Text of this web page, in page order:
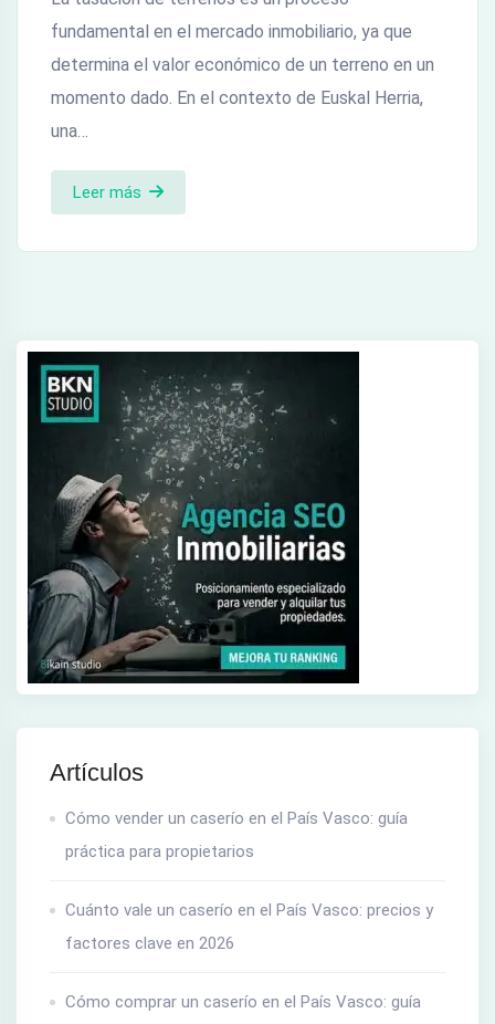
fundamental en el mercado inmobiliario, ya que
determina el valor económico de un terreno en un
momento dado. En el contexto de Euskal Herria,
una…
Leer más
Artículos
Cómo vender un caserío en el País Vasco: guía
práctica para propietarios
Cuánto vale un caserío en el País Vasco: precios y
factores clave en 2026
Cómo comprar un caserío en el País Vasco: guía